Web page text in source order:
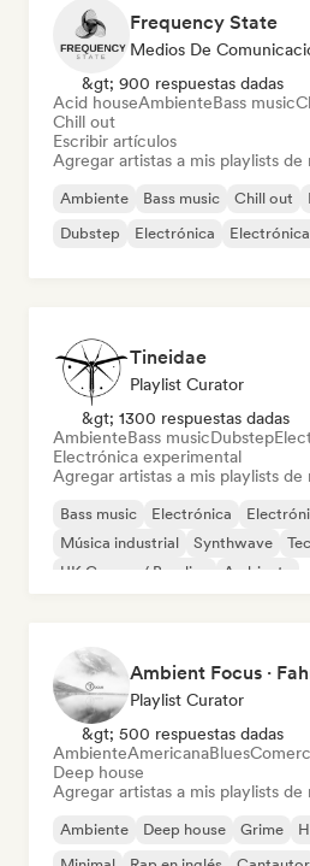
Frequency State
&gt; 900 respuestas dadas
Acid houseAmbienteBass music
Chill out
Escribir artículos
Agregar artistas a mis playlists
Ambiente Bass music Chill out
Dubstep
Electrónica
Tineidae
Playlist Curator
&gt; 1300 respuestas dadas
AmbienteBass musicDubstep
Electrónica experimental
Agregar artistas a mis playlists
Bass music Electrónica
Música industrial
Synthwave
UK Garage / Bassline
Ambiente
Ambient Focus ·
Playlist Curator
&gt; 500 respuestas dadas
AmbienteAmericanaBlues
Deep house
Agregar artistas a mis playlists
Ambiente Deep house Grime